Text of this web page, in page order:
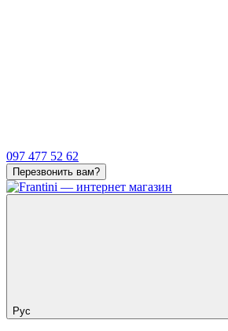
097 477 52 62
Перезвонить вам?
Рус